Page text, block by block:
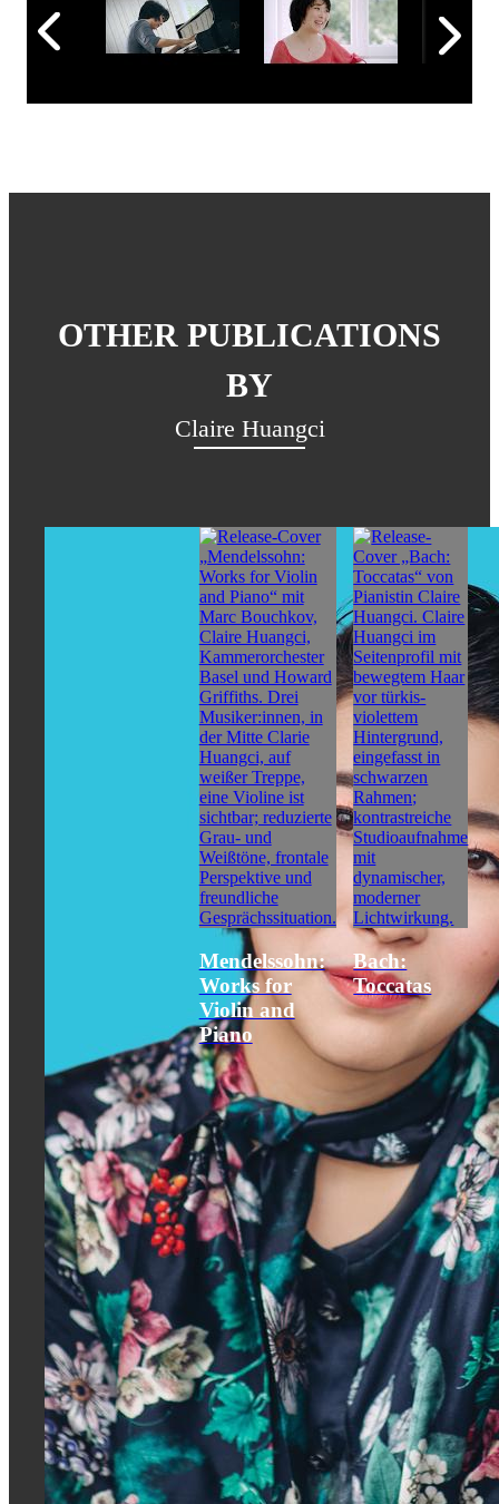
OTHER PUBLICATIONS
BY
Claire Huangci
Mendelssohn:
Works for
Violin and
Piano
Bach:
Toccatas